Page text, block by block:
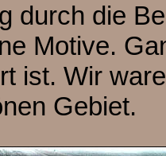
durch die
Motive.
ist. Wir
Gebiet.